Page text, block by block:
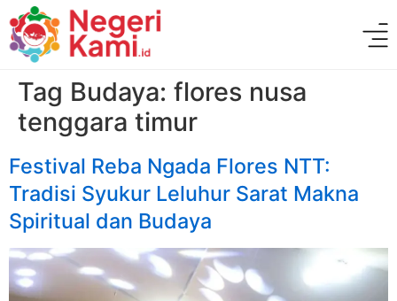
Tag Budaya: flores nusa
tenggara timur
Festival Reba Ngada Flores NTT:
Tradisi Syukur Leluhur Sarat Makna
Spiritual dan Budaya